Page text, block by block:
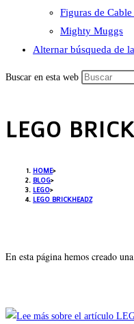
Figuras de
Mighty Muggs
Alternar búsqueda de
Buscar en esta web
LEGO
HOME>
BLOG>
LEGO>
LEGO BRICKHEADZ
En esta página hemos creado